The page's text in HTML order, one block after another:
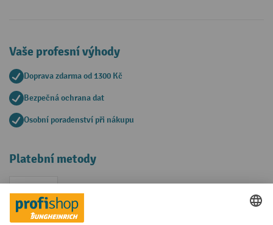
Vaše profesní výhody
Doprava zdarma od 1300 Kč
Bezpečná ochrana dat
Osobní poradenství při nákupu
Platební metody
Faktura